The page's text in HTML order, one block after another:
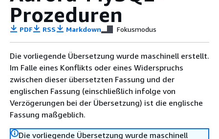
Prozeduren
PDF RSS Markdown Fokusmodus
Die vorliegende Übersetzung wurde maschinell erstellt.
Im Falle eines Konflikts oder eines Widerspruchs
zwischen dieser übersetzten Fassung und der
englischen Fassung (einschließlich infolge von
Verzögerungen bei der Übersetzung) ist die englische
Fassung maßgeblich.
Die vorliegende Übersetzung wurde maschinell